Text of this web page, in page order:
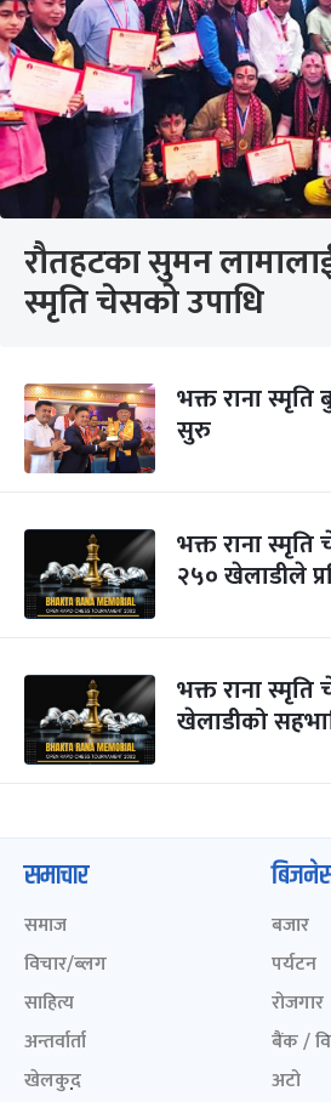
रौतहटका सुमन
स्मृति चेसको उपाधि
भक्त राना स्मृति
सुरु
भक्त राना
२५० खेलाडीले
भक्त राना
खेलाडीको
समाचार
समाज
विचार/ब्लग
साहित्य
अन्तर्वार्ता
खेलकुद़़
बजार
पर्यटन
रोजगार
बैंक /
अटो